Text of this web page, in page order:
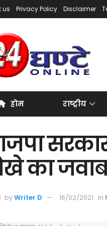
us Privacy Policy Disclaimer
होम राष्ट्रीय
का
byWriter D 16/02/2021 in